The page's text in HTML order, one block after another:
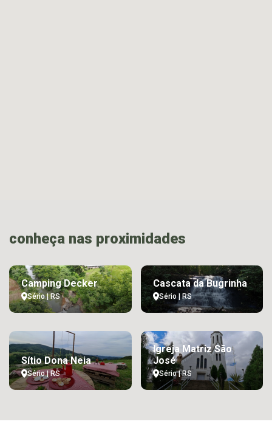
conheça nas proximidades
Camping Decker
Sério | RS
Cascata da Bugrinha
Sério | RS
Sítio Dona Neia
Sério | RS
Igreja Matriz São
José
Sério | RS